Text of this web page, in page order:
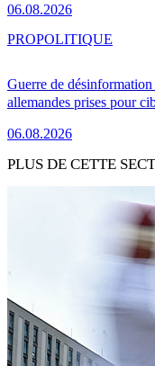
06.08.2026
Guerre de
allemandes prises pour
06.08.2026
PROPOLITIQUE
PLUS DE CETTE